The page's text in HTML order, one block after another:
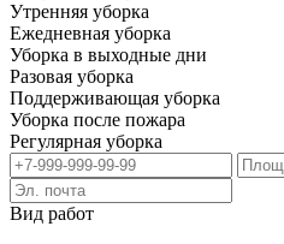
Утренняя уборка
Ежедневная уборка
Уборка в выходные дни
Разовая уборка
Поддерживающая уборка
Уборка после пожара
Регулярная уборка
Вид работ